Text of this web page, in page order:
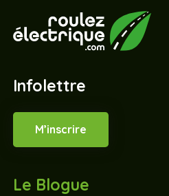
Infolettre
M’inscrire
Le Blogue